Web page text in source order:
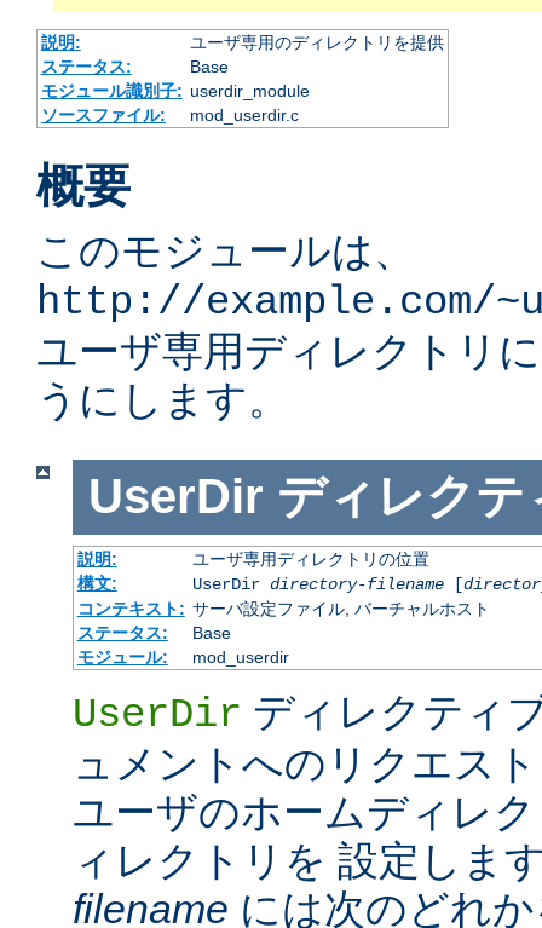
説明:
ユーザ専用のディレクトリを提供
ステータス:
Base
モジュール識別子: userdir_module
ソースファイル:
mod_userdir.c
概要
このモジュールは、
http://example.com/
ユーザ専用ディレクトリ
うにします。
UserDir ディレクテ
説明:
ユーザ専用ディレクトリの位置
構文:
UserDir directory-filename[
コンテキスト: サーバ設定ファイル, バーチャルホスト
ステータス:
Base
モジュール:
mod_userdir
UserDir ディレクティ
ュメントへのリクエス
ユーザのホームディレ
ィレクトリを 設定しま
filename には次のどれ